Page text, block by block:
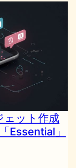
ェット作成
Essential」